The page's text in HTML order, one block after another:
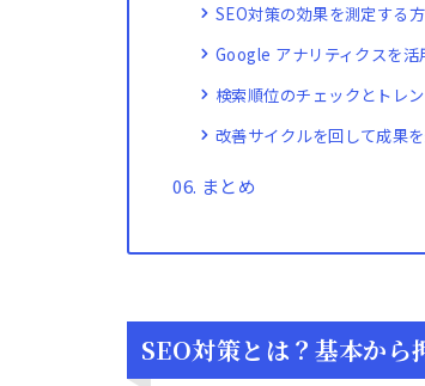
SEO対策の効果を測定する
Google アナリティクスを活
検索順位のチェックとトレ
改善サイクルを回して成果
まとめ
SEO対策とは？基本から